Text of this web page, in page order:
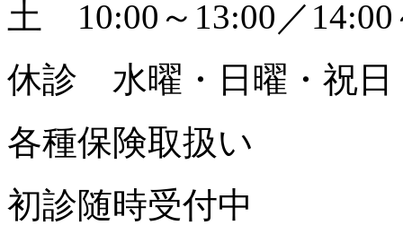
土 10:00～13:00／14:00
休診 水曜・日曜・祝日
各種保険取扱い
初診随時受付中